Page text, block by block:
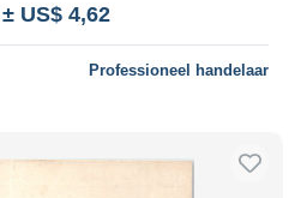
± US$ 4,62
Professioneel handelaar